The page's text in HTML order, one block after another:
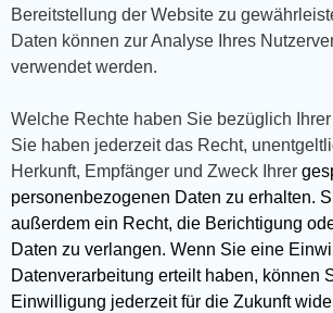
Bereitstellung der Website zu
Daten können zur Analyse Ihres
verwendet werden.
Welche Rechte haben Sie bezüglich
Sie haben jederzeit das Recht,
Herkunft, Empfänger und Zweck Ihrer
personenbezogenen Daten zu erhalten.
außerdem ein Recht, die Berichtigung
Daten zu verlangen. Wenn Sie eine
Datenverarbeitung erteilt haben, können
Einwilligung jederzeit für die Zukunft